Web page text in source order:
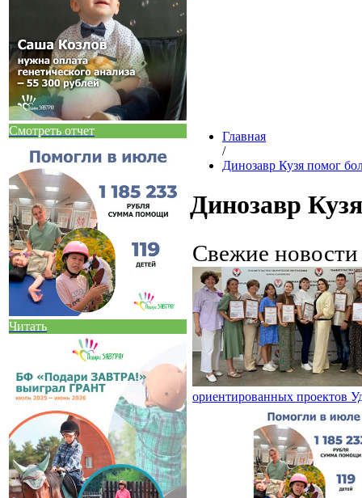
Смотреть отчет
Читать
Главная
/
Динозавр Кузя помог
Динозавр
Свежие
ориентированных проектов